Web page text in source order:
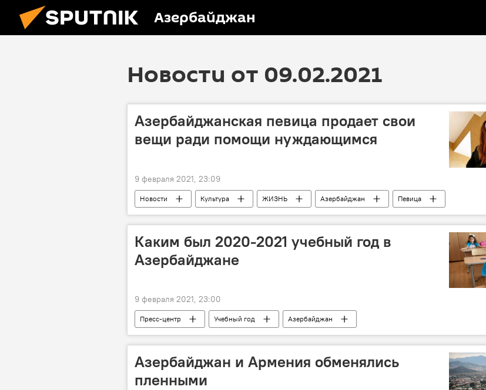
Азербайджан
Новости от 09.02.2021
Азербайджанская певица продает свои
вещи ради помощи нуждающимся
9 февраля 2021, 23:09
Новости Культура ЖИЗНЬ Азербайджан
Певица
нуждающиеся
Продажа
Каким был 2020-2021 учебный год в
Азербайджане
9 февраля 2021, 23:00
Пресс-центр Учебный год Азербайджан
Азербайджан и Армения обменялись
пленными